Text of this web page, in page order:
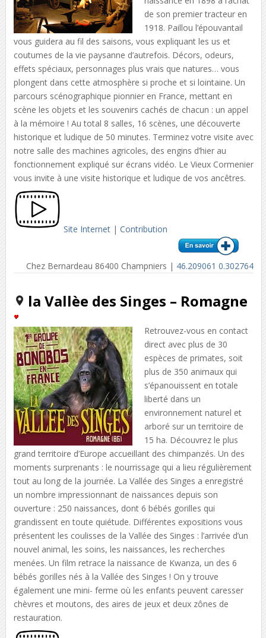
de son premier tracteur en
1918. Paillou l’épouvantail
vous guidera au fil des saisons, vous expliquant les us et
coutumes de la vie paysanne d’autrefois. Décors, odeurs,
effets spéciaux, personnages plus vrais que natures… vous
plongent dans cette atmosphère si proche et si lointaine. Un
parcours scénographique pionnier en France, mettant en
scène les objets et les souvenirs cachés de chacun : un appel
à la mémoire ! Au total 8 salles, 16 scènes, une découverte
historique et ludique de 50 minutes. Terminez votre visite avec
notre salle des machines agricoles, des engins d’hier au
fonctionnement expliqué sur écrans vidéo. Le Vieux Cormenier
vous invite à une visite historique et ludique de vos ancêtres.
Site Internet| Contribution
Chez Bernardeau 86400 Champniers | 46.209061 0.302764
la Vallèe des Singes – Romagne
Retrouvez-vous en contact
direct avec plus de 30
espèces de primates, soit
plus de 350 animaux qui
s’épanouissent en totale
liberté dans un
environnement naturel et
arboré sur un territoire de
15 ha. Découvrez le plus
grand territoire d’Europe accueillant des chimpanzés. Un des
moments surprenants : le nourrissage qui a lieu régulièrement
tout au long de la journée. La Vallée des Singes a enregistré
un nombre impressionnant de naissances depuis son
ouverture : 250 naissances, dont 6 bébés gorilles qui
grandissent en toute quiétude. Différentes expositions vous
présentent les coulisses de la Vallée des Singes : l’arrivée d’un
nouvel animal, les soins, les naissances, les recherches
menées. Un film retrace la naissance de Kwanza, un des 6
bébés gorilles nés à la Vallée des Singes ! On y trouve
également une mini- ferme où les enfants peuvent caresser
chèvres et moutons, des aires de jeux et deux zônes de
restauration.